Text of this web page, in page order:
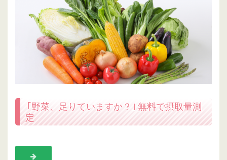
｢野菜、足りていますか？｣ 無料で摂取量測
定